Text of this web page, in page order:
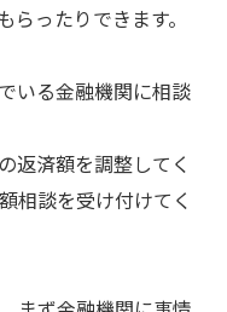
ったりできます。
いる金融機関に相談
返済額を調整してく
相談を受け付けてく